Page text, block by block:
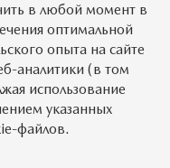
драйв
в любой момент в
оптимальной
опыта на сайте
аналитики (в том
использование
указанных
файлов.